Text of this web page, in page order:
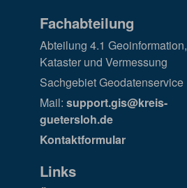
Fachabteilung
Abteilung 4.1 Geoinformation,
Kataster und Vermessung
Sachgebiet Geodatenservice
Mail: support.gis@kreis-
guetersloh.de
Kontaktformular
Links